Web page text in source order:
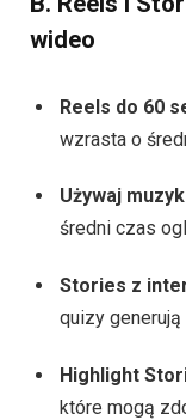
wideo
Reels do 60
wzrasta o
Używaj
średni czas
Stories z
quizy generują
Highlight
które mogą